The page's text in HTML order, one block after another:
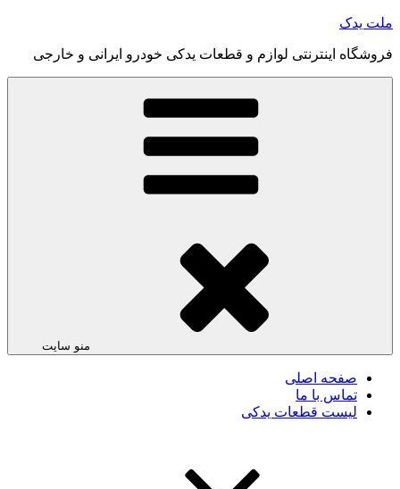
رفتن
محتوا
ملت یدک
فروشگاه اینترنتی لوازم و قطعات یدکی خودرو ایرانی و خارجی
منو سایت
صفحه اصلی
تماس با ما
لیست قطعات یدکی